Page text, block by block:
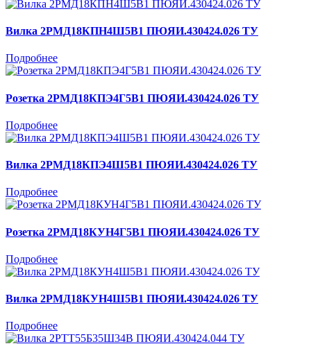
Вилка 2РМД18КПН4Ш5В1 ПЮЯИ.430424.026 ТУ
Подробнее
Розетка 2РМД18КПЭ4Г5В1 ПЮЯИ.430424.026 ТУ
Подробнее
Вилка 2РМД18КПЭ4Ш5В1 ПЮЯИ.430424.026 ТУ
Подробнее
Розетка 2РМД18КУН4Г5В1 ПЮЯИ.430424.026 ТУ
Подробнее
Вилка 2РМД18КУН4Ш5В1 ПЮЯИ.430424.026 ТУ
Подробнее